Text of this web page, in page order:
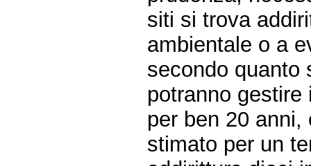
siti si trova
ambientale o a
secondo quanto
potranno
per ben 20
stimato per un